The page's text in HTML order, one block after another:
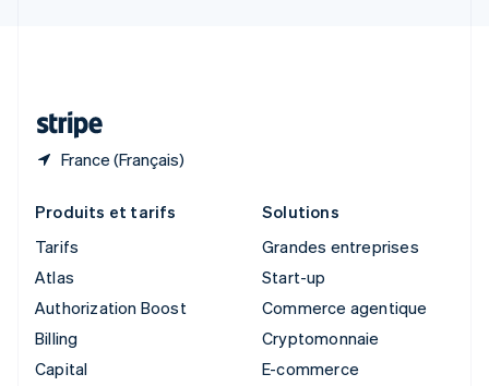
France (Français)
Produits et tarifs
Tarifs
Atlas
Authorization Boost
Billing
Capital
Solutions
Grandes entreprises
Start-up
Commerce agentique
Cryptomonnaie
E-commerce